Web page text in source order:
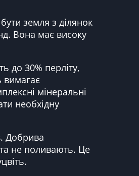
земля з ділянок
Вона має високу
до 30% перліту,
вимагає
мінеральні
необхідну
Добрива
не поливають. Це